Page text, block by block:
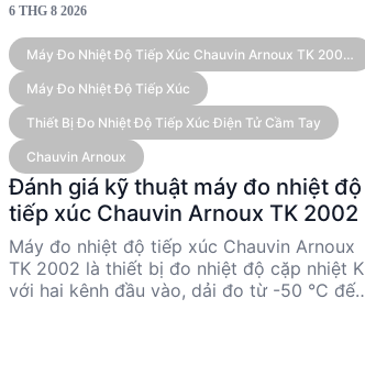
6 THG 8 2026
Máy Đo Nhiệt Độ Tiếp Xúc Chauvin Arnoux TK 2002
Máy Đo Nhiệt Độ Tiếp Xúc
Thiết Bị Đo Nhiệt Độ Tiếp Xúc Điện Tử Cầm Tay
Chauvin Arnoux
Đánh giá kỹ thuật máy đo nhiệt độ
tiếp xúc Chauvin Arnoux TK 2002
Máy đo nhiệt độ tiếp xúc Chauvin Arnoux
TK 2002 là thiết bị đo nhiệt độ cặp nhiệt K
với hai kênh đầu vào, dải đo từ -50 °C đến